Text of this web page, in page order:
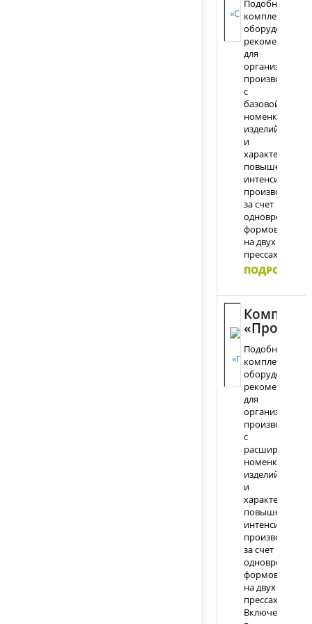
Подобный
комплект
оборудования
рекомендуется
для
организации
производства
с
базовой
номенклатурой
изделий
и
повышенной
производства
за счет
формовки
на двух
прессах.
ПОДРОБНЕЕ
Комплект
«Профи»
Подобный
комплект
оборудования
рекомендуется
для
организации
производства
с
расширенной
номенклатурой
изделий
и
повышенной
производства
за счет
формовки
на двух
прессах.
Включение